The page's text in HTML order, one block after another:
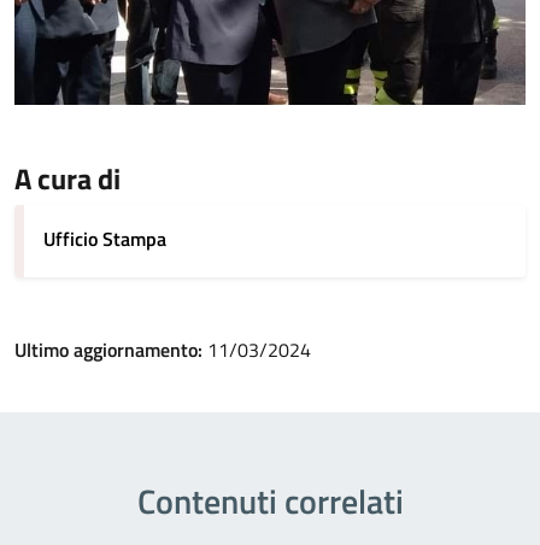
A cura di
Ufficio Stampa
Ultimo aggiornamento: 11/03/2024
Contenuti correlati